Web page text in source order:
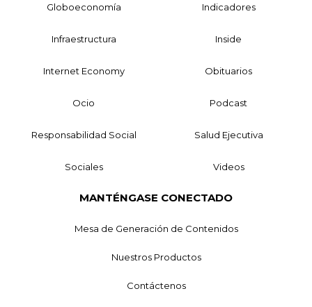
Globoeconomía Indicadores
Infraestructura Inside
Internet Economy Obituarios
Ocio Podcast
Responsabilidad Social Salud Ejecutiva
Sociales Videos
MANTÉNGASE CONECTADO
Mesa de Generación de Contenidos
Nuestros Productos
Contáctenos